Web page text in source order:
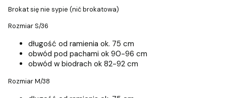
Brokat się nie sypie (nić brokatowa)
Rozmiar S/36
długość od ramienia ok. 75 cm
obwód pod pachami ok 90-96 cm
obwód w biodrach ok 82-92 cm
Rozmiar M/38